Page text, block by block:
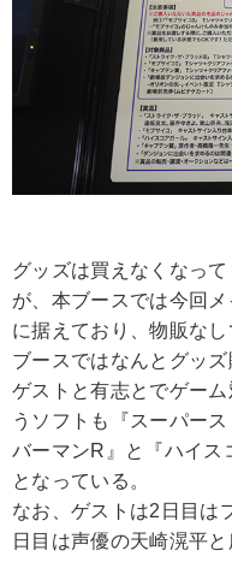
グッズは買えなくなっ
が、本ブースでは今回
に据えており、物販な
ブースではなんとグッ
ゲストと有志とでゲー
うソフトも『スーパー
バーマンR』と『ハイス
となっている。
なお、ゲストは2日目は
日目は声優の天崎滉平